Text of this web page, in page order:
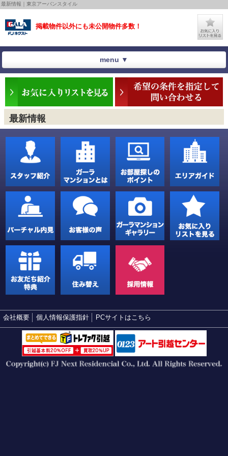
最新情報｜東京アーバンスタイル
掲載物件以外にも未公開物件多数！
menu ▼
最新情報
会社概要 個人情報保護指針 PCサイトはこちら